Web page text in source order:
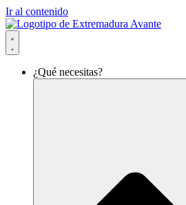
Ir al contenido
¿Qué necesitas?